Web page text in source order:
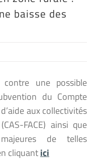
baisse des
une possible
du Compte
aux collectivités
FACE) ainsi que
de telles
cliquantici